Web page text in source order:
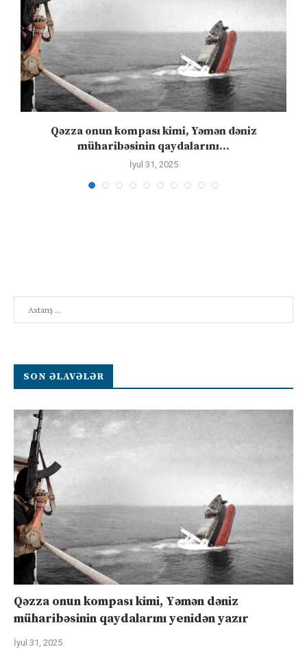
Qəzza onun kompası kimi, Yəmən dəniz
müharibəsinin qaydalarını...
İyul 31, 2025
SON ƏLAVƏLƏR
Qəzza onun kompası kimi, Yəmən dəniz
müharibəsinin qaydalarını yenidən yazır
İyul 31, 2025